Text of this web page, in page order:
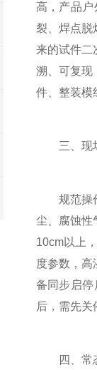
高，产品
裂、焊点脱
来的试件二
溯、可复现
件、整装模
三、现场
规范操作
尘、腐蚀性
10cm以上
度参数，
备同步启
后，需先
四、常态